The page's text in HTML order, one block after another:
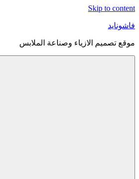
Skip to content
فاشونايد
موقع تصميم الازياء وصناعة الملابس